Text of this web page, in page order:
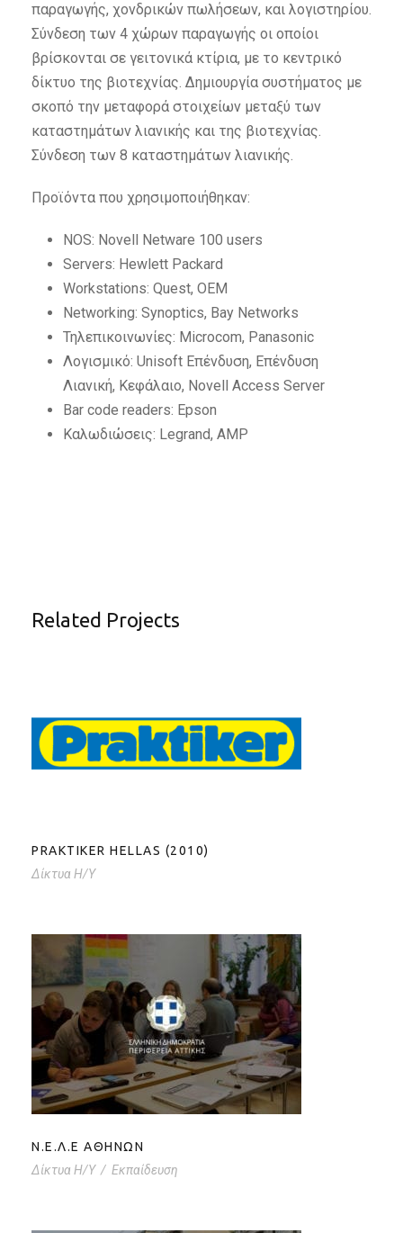
παραγωγής, χονδρικών πωλήσεων, και λογιστηρίου.
Σύνδεση των 4 χώρων παραγωγής οι οποίοι
βρίσκονται σε γειτονικά κτίρια, με το κεντρικό
δίκτυο της βιοτεχνίας. Δημιουργία συστήματος με
σκοπό την μεταφορά στοιχείων μεταξύ των
καταστημάτων λιανικής και της βιοτεχνίας.
Σύνδεση των 8 καταστημάτων λιανικής.
Προϊόντα που χρησιμοποιήθηκαν:
NOS: Novell Netware 100 users
Servers: Hewlett Packard
Workstations: Quest, OEM
Networking: Synoptics, Bay Networks
Τηλεπικοινωνίες: Microcom, Panasonic
Λογισμικό: Unisoft Επένδυση, Επένδυση
Λιανική, Κεφάλαιο, Novell Access Server
Bar code readers: Epson
Καλωδιώσεις: Legrand, AMP
Related Projects
PRAKTIKER HELLAS (2010)
PRAKTIKER HELLAS (2010)
Δίκτυα Η/Υ
Ν.Ε.Λ.Ε ΑΘΗΝΩΝ
Ν.Ε.Λ.Ε ΑΘΗΝΩΝ
Δίκτυα Η/Υ / Εκπαίδευση